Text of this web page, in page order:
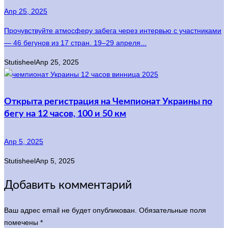
Апр 25, 2025
Прочувствуйте атмосферу забега через интервью с участниками
— 46 бегунов из 17 стран. 19–29 апреля...
StutisheelАпр 25, 2025
Открыта регистрация на Чемпионат Украины по
бегу на 12 часов, 100 и 50 км
Апр 5, 2025
StutisheelАпр 5, 2025
Добавить комментарий
Ваш адрес email не будет опубликован. Обязательные поля
помечены *